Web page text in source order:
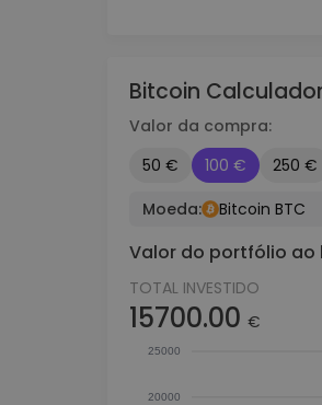
Bitcoin
Valor da compra:
50 €
100 € 250 €
Moeda:
Bitcoin BTC
Valor do portfólio
TOTAL INVESTIDO
15700.00 €
25000
20000